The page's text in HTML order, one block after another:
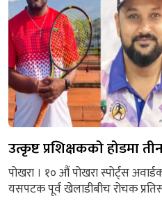
उत्कृष्ट प्रशिक्षकको होडमा
पोखरा । १० औं पोखरा स्पोर्ट्स
यसपटक पूर्व खेलाडीबीच रोचक